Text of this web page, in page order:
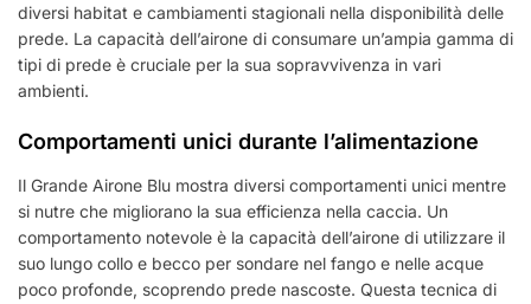
diversi habitat e cambiamenti stagionali nella disponibilità delle
prede. La capacità dell’airone di consumare un’ampia gamma di
tipi di prede è cruciale per la sua sopravvivenza in vari
ambienti.
Comportamenti unici durante l’alimentazione
Il Grande Airone Blu mostra diversi comportamenti unici mentre
si nutre che migliorano la sua efficienza nella caccia. Un
comportamento notevole è la capacità dell’airone di utilizzare il
suo lungo collo e becco per sondare nel fango e nelle acque
poco profonde, scoprendo prede nascoste. Questa tecnica di